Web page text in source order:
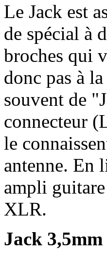
Le Jack est
de spécial à
broches qui
donc pas à
souvent de
connecteur
le
antenne. En
ampli
XLR.
Jack 3,5mm